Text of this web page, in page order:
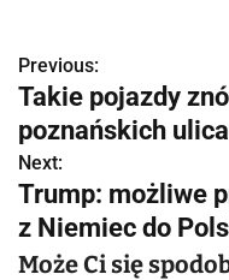
N
a
w
i
g
Previous:
Takie pojazdy
poznańskich
Next:
Trump: możliwe
z Niemiec do
Może Ci się